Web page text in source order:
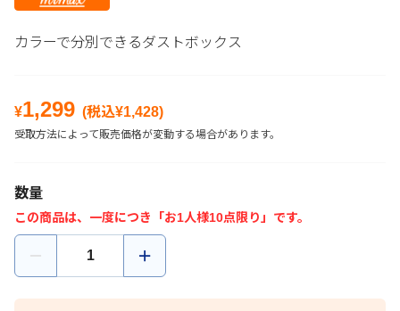
カラーで分別できるダストボックス
¥1,299 (税込¥1,428)
受取方法によって販売価格が変動する場合があります。
数量
この商品は、一度につき「お1人様10点限り」です。